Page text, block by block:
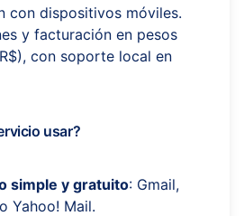
con dispositivos móviles.
y facturación en pesos
con soporte local en
usar?
simple y gratuito: Gmail,
Yahoo! Mail.